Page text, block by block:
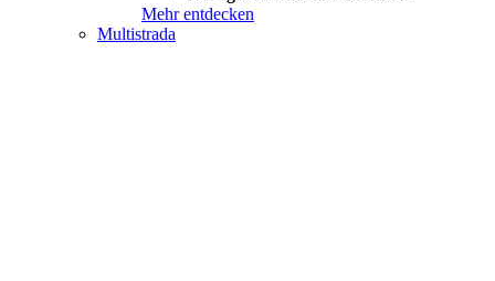
Mehr entdecken
Multistrada